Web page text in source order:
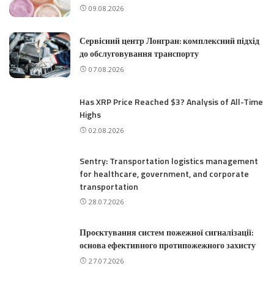
09.08.2026
Сервісний центр Лонгран: комплексний підхід
до обслуговування транспорту
07.08.2026
Has XRP Price Reached $3? Analysis of All-Time
Highs
02.08.2026
Sentry: Transportation logistics management
for healthcare, government, and corporate
transportation
28.07.2026
Проєктування систем пожежної сигналізації:
основа ефективного протипожежного захисту
27.07.2026